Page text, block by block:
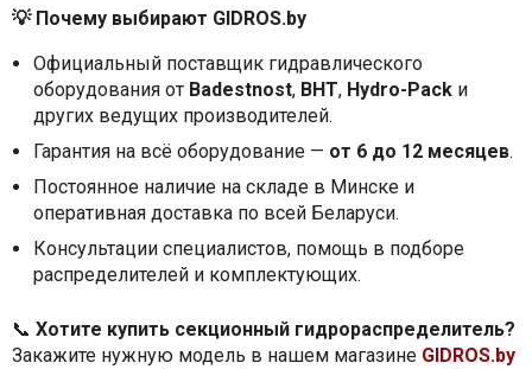
💡Почему выбирают GIDROS.by
Официальный поставщик гидравлического
оборудования от Badestnost, BHT, Hydro-Pack и
других ведущих производителей.
Гарантия на всё оборудование — от 6 до 12 месяцев.
Постоянное наличие на складе в Минске и
оперативная доставка по всей Беларуси.
Консультации специалистов, помощь в подборе
распределителей и комплектующих.
📞 Хотите купить секционный гидрораспределитель?
Закажите нужную модель в нашем магазине GIDROS.by